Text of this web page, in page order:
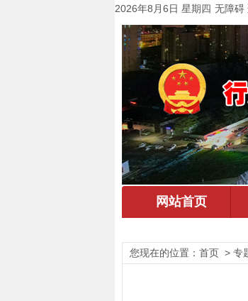
2026年8月6日 星期四 无障碍
您现在的位置： 首页 > 专